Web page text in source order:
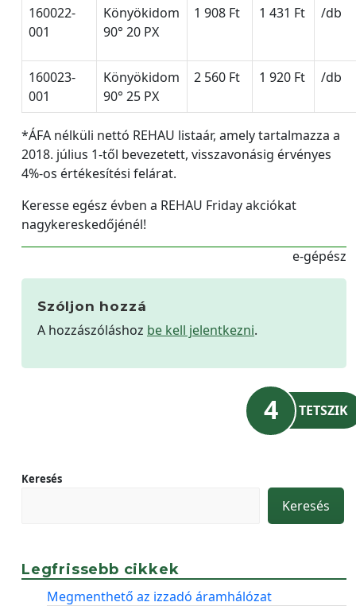
160022-
001
Könyökidom
90° 20 PX
1 908 Ft 1 431 Ft /db
160023-
001
Könyökidom
90° 25 PX
2 560 Ft 1 920 Ft /db
*ÁFA nélküli nettó REHAU listaár, amely tartalmazza a
2018. július 1-től bevezetett, visszavonásig érvényes
4%-os értékesítési felárat.
Keresse egész évben a REHAU Friday akciókat
nagykereskedőjénél!
e-gépész
Szóljon hozzá
A hozzászóláshoz be kell jelentkezni.
4 TETSZIK
Keresés
Keresés
Legfrissebb cikkek
Megmenthető az izzadó áramhálózat